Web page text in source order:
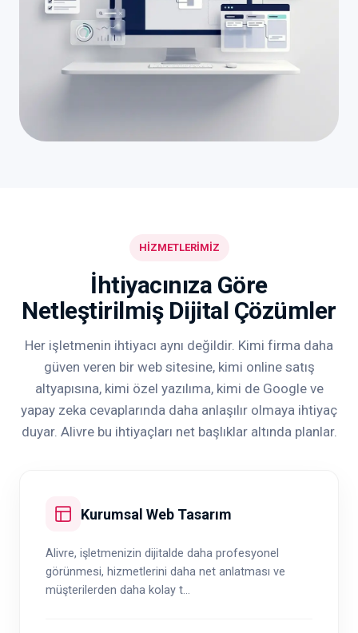
HİZMETLERİMİZ
İhtiyacınıza Göre
Netleştirilmiş Dijital Çözümler
Her işletmenin ihtiyacı aynı değildir. Kimi firma daha
güven veren bir web sitesine, kimi online satış
altyapısına, kimi özel yazılıma, kimi de Google ve
yapay zeka cevaplarında daha anlaşılır olmaya ihtiyaç
duyar. Alivre bu ihtiyaçları net başlıklar altında planlar.
Kurumsal Web Tasarım
Alivre, işletmenizin dijitalde daha profesyonel
görünmesi, hizmetlerini daha net anlatması ve
müşterilerden daha kolay t...